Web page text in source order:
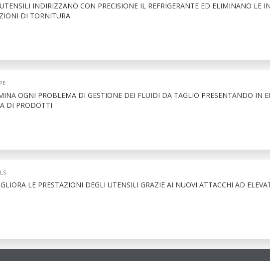
INDIRIZZANO CON PRECISIONE IL REFRIGERANTE ED ELIMINANO LE
DI TORNITURA
OGNI PROBLEMA DI GESTIONE DEI FLUIDI DA TAGLIO PRESENTANDO IN
DI PRODOTTI
LE PRESTAZIONI DEGLI UTENSILI GRAZIE AI NUOVI ATTACCHI AD